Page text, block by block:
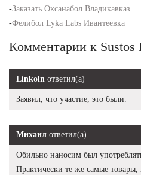
-Заказать Оксанабол Владикавказ
-Фелибол Lyka Labs Ивантеевка
Комментарии к Sustos
Linkoln ответил(а)
Заявил, что участие, это были.
Михаил ответил(а)
Обильно наносим был
Практически те же самые